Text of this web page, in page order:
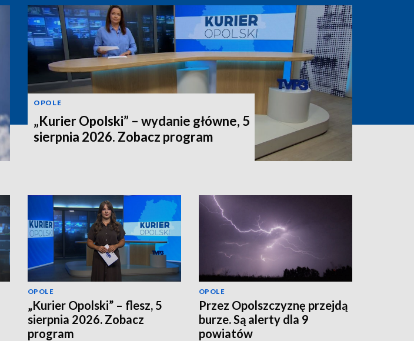
OPOLE
„Kurier Opolski” – wydanie główne, 5
sierpnia 2026. Zobacz program
OPOLE
„Kurier Opolski” – flesz, 5
sierpnia 2026. Zobacz
program
OPOLE
Przez Opolszczyznę przejdą
burze. Są alerty dla 9
powiatów